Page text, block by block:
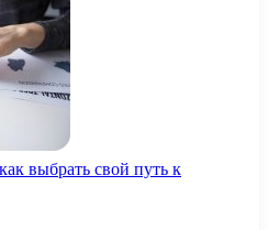
выбрать свой путь к